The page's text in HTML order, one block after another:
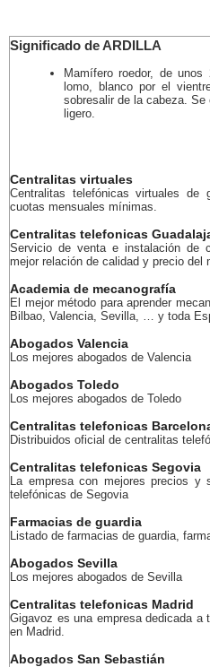
Significado de ARDILLA
Mamífero roedor, de
lomo, blanco por el
sobresalir de la cabeza.
ligero.
Centralitas virtuales
Centralitas telefónicas virtuales de
cuotas mensuales mínimas.
Centralitas telefonicas
Servicio de venta e instalación de
mejor relación de calidad y precio del
Academia de mecanografía
El mejor método para aprender
Bilbao, Valencia, Sevilla, … y toda
Abogados Valencia
Los mejores abogados de Valencia
Abogados Toledo
Los mejores abogados de Toledo
Centralitas telefonicas
Distribuidos oficial de centralitas
Centralitas telefonicas Segovia
La empresa con mejores precios y
telefónicas de Segovia
Farmacias de guardia
Listado de farmacias de guardia,
Abogados Sevilla
Los mejores abogados de Sevilla
Centralitas telefonicas Madrid
Gigavoz es una empresa dedicada
en Madrid.
Abogados San Sebastián